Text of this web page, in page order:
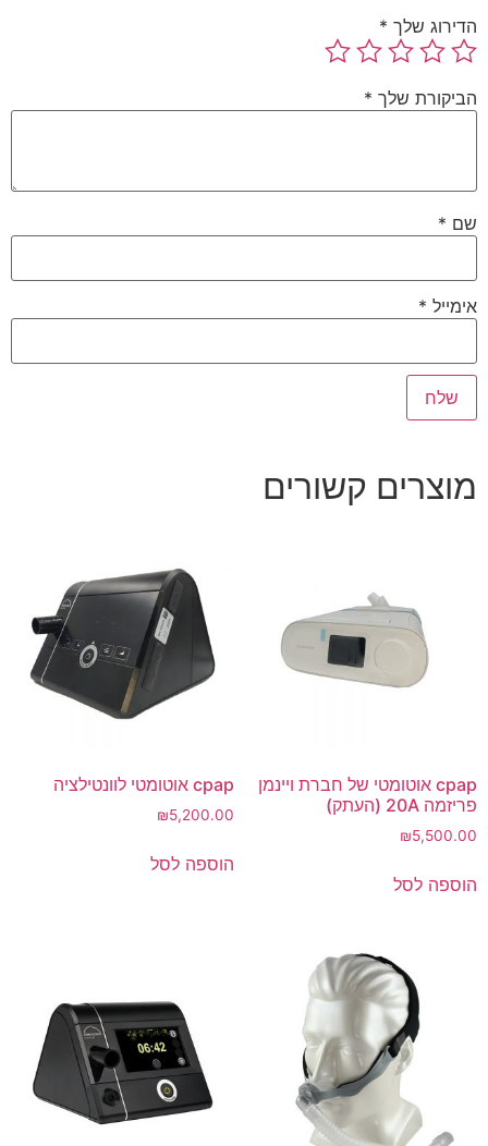
הדירוג שלך *
הביקורת שלך *
שם *
אימייל *
מוצרים קשורים
cpap אוטומטי לוונטילציה
₪5,200.00
הוספה לסל
cpap אוטומטי של חברת ויינמן
פריזמה 20A (העתק)
₪5,500.00
הוספה לסל